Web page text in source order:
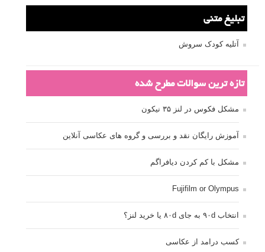
تبلیغ متنی
آتلیه کودک سروش
تازه ترین سوالات مطرح شده
مشکل فکوس در لنز ۳۵ نیکون
آموزش رایگان نقد و بررسی و گروه های عکاسی آنلاین
مشکل با کم کردن دیافراگم
Fujifilm or Olympus
انتخاب ۹۰d به جای ۸۰d یا خرید لنز؟
کسب درامد از عکاسی